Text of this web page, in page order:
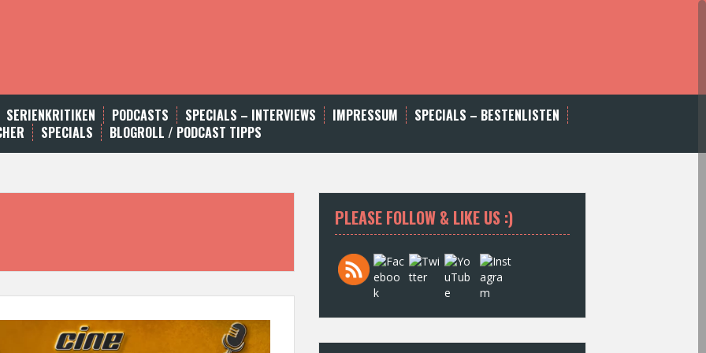
SERIENKRITIKEN PODCASTS SPECIALS – INTERVIEWS IMPRESSUM
SPECIALS – BESTENLISTEN
SPECIALS BLOGROLL / PODCAST TIPPS
PLEASE FOLLOW & LIKE US :)